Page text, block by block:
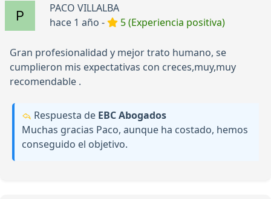
PACO VILLALBA
hace 1 año -
5 (Experiencia positiva)
Gran profesionalidad y mejor trato humano, se
cumplieron mis expectativas con creces,muy,muy
recomendable .
Respuesta de EBC Abogados
Muchas gracias Paco, aunque ha costado, hemos
conseguido el objetivo.